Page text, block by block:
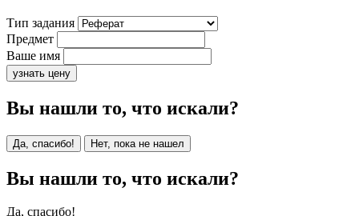
Тип задания
Предмет
Ваше имя
узнать цену
Вы нашли то, что искали?
Да, спасибо! Нет, пока не нашел
Вы нашли то, что искали?
Да, спасибо!